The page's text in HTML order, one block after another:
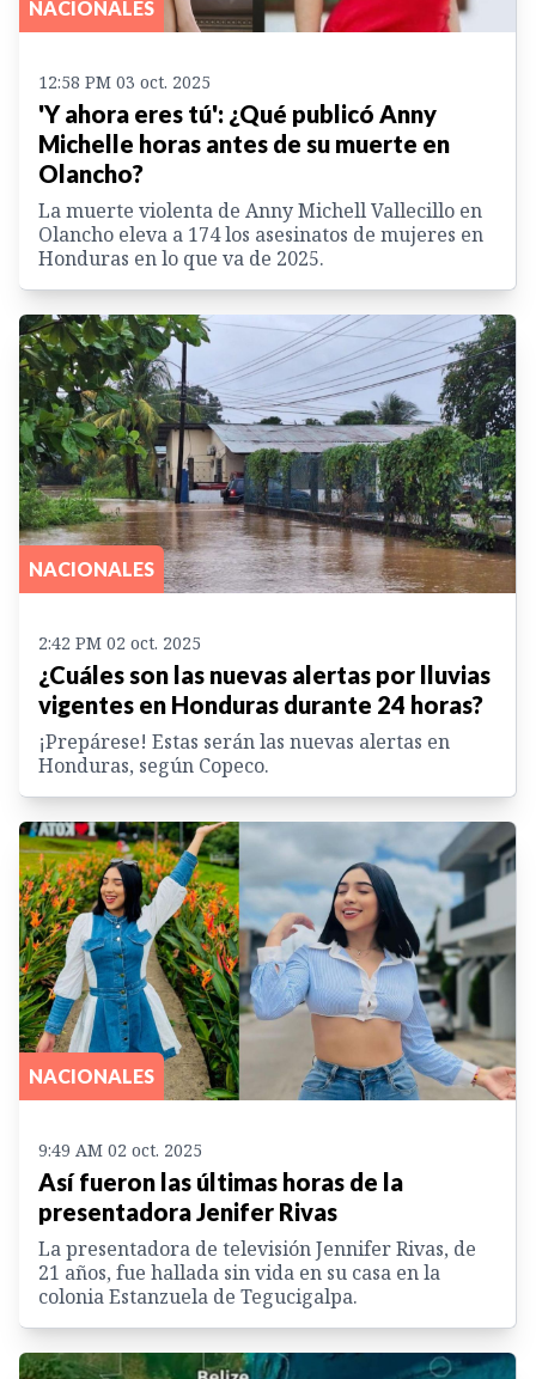
NACIONALES
12:58 PM 03 oct. 2025
'Y ahora eres tú': ¿Qué publicó Anny
Michelle horas antes de su muerte en
Olancho?
La muerte violenta de Anny Michell Vallecillo en
Olancho eleva a 174 los asesinatos de mujeres en
Honduras en lo que va de 2025.
NACIONALES
2:42 PM 02 oct. 2025
¿Cuáles son las nuevas alertas por lluvias
vigentes en Honduras durante 24 horas?
¡Prepárese! Estas serán las nuevas alertas en
Honduras, según Copeco.
NACIONALES
9:49 AM 02 oct. 2025
Así fueron las últimas horas de la
presentadora Jenifer Rivas
La presentadora de televisión Jennifer Rivas, de
21 años, fue hallada sin vida en su casa en la
colonia Estanzuela de Tegucigalpa.